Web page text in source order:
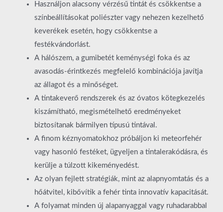
Használjon alacsony vérzésű tintát és csökkentse a
színbeállításokat poliészter vagy nehezen kezelhető
keverékek esetén, hogy csökkentse a
festékvándorlást.
A hálószem, a gumibetét keménységi foka és az
avasodás-érintkezés megfelelő kombinációja javítja
az állagot és a minőséget.
A tintakeverő rendszerek és az óvatos kötegkezelés
kiszámítható, megismételhető eredményeket
biztosítanak bármilyen típusú tintával.
A finom kéznyomatokhoz próbáljon ki meteorfehér
vagy hasonló festéket, ügyeljen a tintalerakódásra, és
kerülje a túlzott kikeményedést.
Az olyan fejlett stratégiák, mint az alapnyomtatás és a
hőátvitel, kibővítik a fehér tinta innovatív kapacitását.
A folyamat minden új alapanyaggal vagy ruhadarabbal